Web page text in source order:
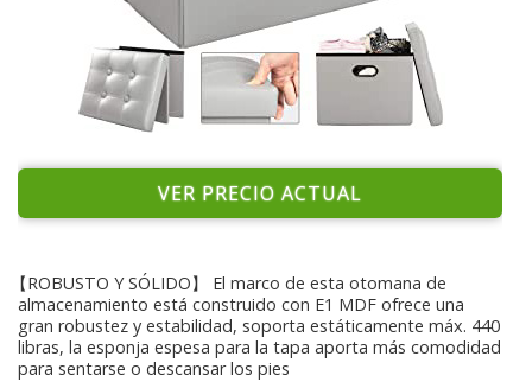
VER PRECIO ACTUAL
【ROBUSTO Y SÓLIDO】 El marco de esta otomana de
almacenamiento está construido con E1 MDF ofrece una
gran robustez y estabilidad, soporta estáticamente máx. 440
libras, la esponja espesa para la tapa aporta más comodidad
para sentarse o descansar los pies